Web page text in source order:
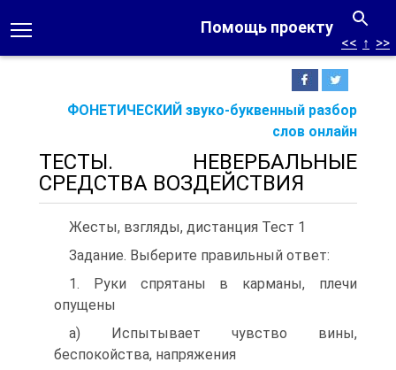
Помощь проекту
ФОНЕТИЧЕСКИЙ звуко-буквенный разбор
слов онлайн
<< ↑ >>
ТЕСТЫ. НЕВЕРБАЛЬНЫЕ
СРЕДСТВА ВОЗДЕЙСТВИЯ
Жесты, взгляды, дистанция Тест 1
Задание. Выберите правильный ответ:
1. Руки спрятаны в карманы, плечи
опущены
а) Испытывает чувство вины,
беспокойства, напряжения